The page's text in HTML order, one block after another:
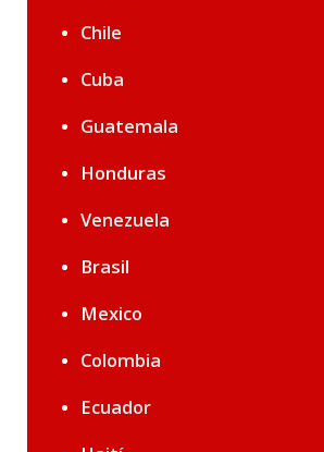
Chile
Cuba
Guatemala
Honduras
Venezuela
Brasil
Mexico
Colombia
Ecuador